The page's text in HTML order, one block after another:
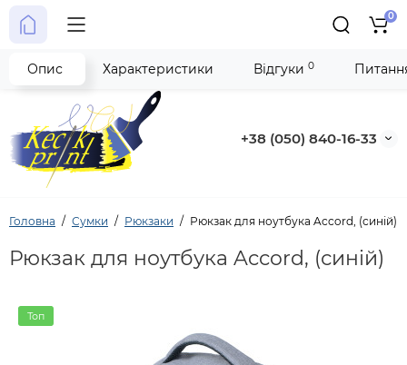
+38 (050) 840-16-33
0
Головна Сумки Рюкзаки Рюкзак для ноутбука Accord, (синій)
Рюкзак для ноутбука Accord, (синій)
Топ
Опис Характеристики Відгуки 0